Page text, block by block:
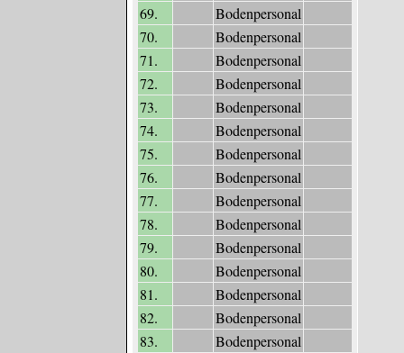
69.
Bodenpersonal
70.
Bodenpersonal
71.
Bodenpersonal
72.
Bodenpersonal
73.
Bodenpersonal
74.
Bodenpersonal
75.
Bodenpersonal
76.
Bodenpersonal
77.
Bodenpersonal
78.
Bodenpersonal
79.
Bodenpersonal
80.
Bodenpersonal
81.
Bodenpersonal
82.
Bodenpersonal
83.
Bodenpersonal